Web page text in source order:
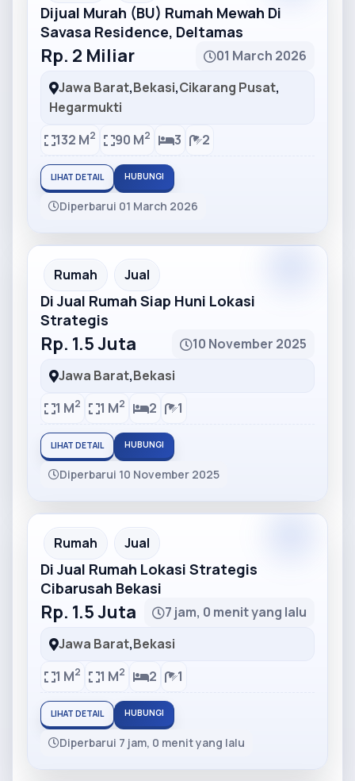
Dijual Murah (BU) Rumah Mewah Di
Savasa Residence, Deltamas
Rp. 2 Miliar
01 March 2026
Jawa Barat,Bekasi,Cikarang Pusat,
Hegarmukti
132 M2 90 M2 3 2
LIHAT DETAIL HUBUNGI
Diperbarui 01 March 2026
Partner Ad
Rumah Jual
Di Jual Rumah Siap Huni Lokasi
Strategis
Rp. 1.5 Juta
10 November 2025
Jawa Barat,Bekasi
1 M2 1 M2 2 1
LIHAT DETAIL HUBUNGI
Diperbarui 10 November 2025
Partner Ad
Rumah Jual
Di Jual Rumah Lokasi Strategis
Cibarusah Bekasi
Rp. 1.5 Juta
7 jam, 0 menit yang lalu
Jawa Barat,Bekasi
1 M2 1 M2 2 1
LIHAT DETAIL HUBUNGI
Diperbarui 7 jam, 0 menit yang lalu